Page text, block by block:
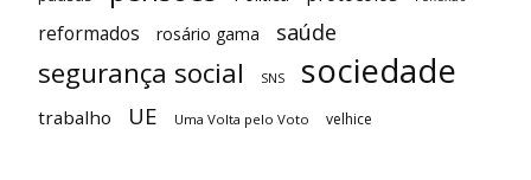
reformados rosário gama saúde
segurança social SNS sociedade
trabalho UE Uma Volta pelo Voto velhice